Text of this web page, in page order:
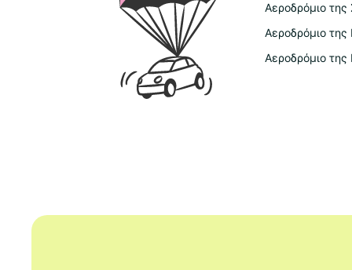
Αεροδρόμιο της
Αεροδρόμιο
Αεροδρόμιο